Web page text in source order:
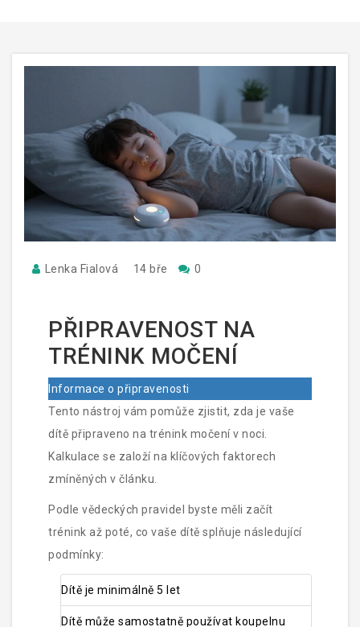
Lenka Fialová 14 bře 0
PŘIPRAVENOST NA
TRÉNINK MOČENÍ
Informace o připravenosti
Tento nástroj vám pomůže zjistit, zda je vaše
dítě připraveno na trénink močení v noci.
Kalkulace se založí na klíčových faktorech
zmíněných v článku.
Podle vědeckých pravidel byste měli začít
trénink až poté, co vaše dítě splňuje následující
podmínky:
Dítě je minimálně 5 let
Dítě může samostatně používat koupelnu